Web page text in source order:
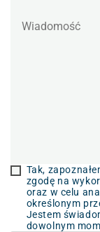
Tak,
zgodę na
oraz w celu
określonym
Jestem
dowolnym